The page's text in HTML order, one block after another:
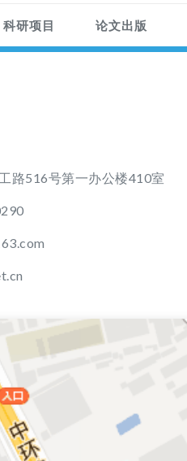
科研项目 论文出版
路516号第一办公楼410室